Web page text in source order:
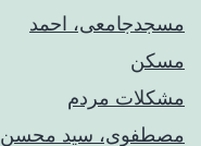
مسجدجامعی، احمد
مسکن
مشکلات مردم
مصطفوی، سید محسن